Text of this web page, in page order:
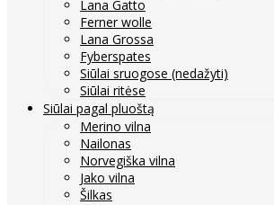
Lana Gatto
Ferner wolle
Lana Grossa
Fyberspates
Siūlai sruogose (nedažyti)
Siūlai ritėse
Siūlai pagal pluoštą
Merino vilna
Nailonas
Norvegiška vilna
Jako vilna
Šilkas